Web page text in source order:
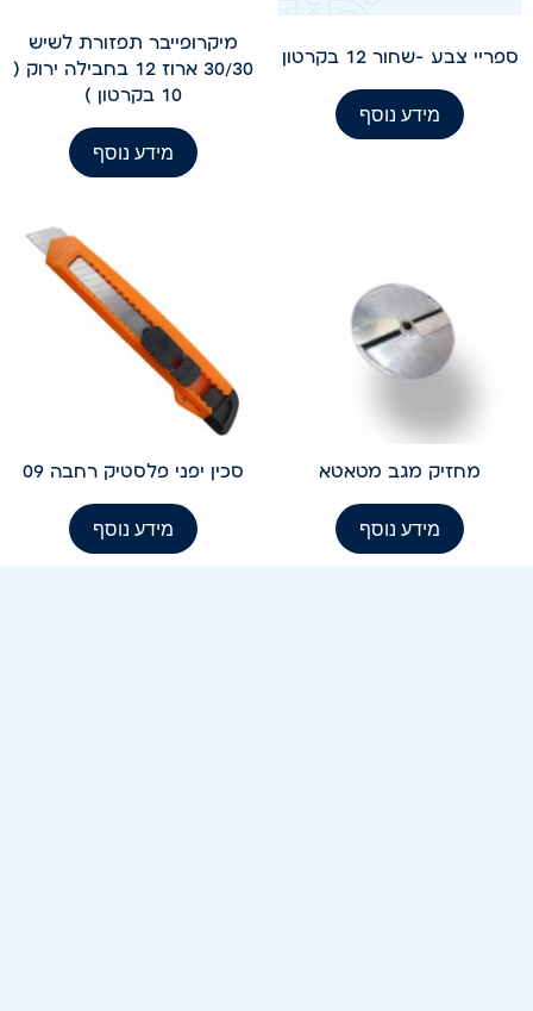
ספריי צבע -שחור 12 בקרטון
מידע נוסף
מיקרופייבר תפזורת לשיש
30/30 ארוז 12 בחבילה ירוק (
10 בקרטון )
מידע נוסף
מחזיק מגב מטאטא
מידע נוסף
סכין יפני פלסטיק רחבה 09
מידע נוסף